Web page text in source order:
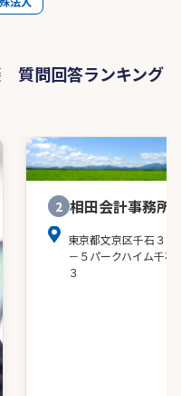
質問回答ランキング
2 相田会計事務所
東京都文京区千石３－
－５パークハイム千石
３